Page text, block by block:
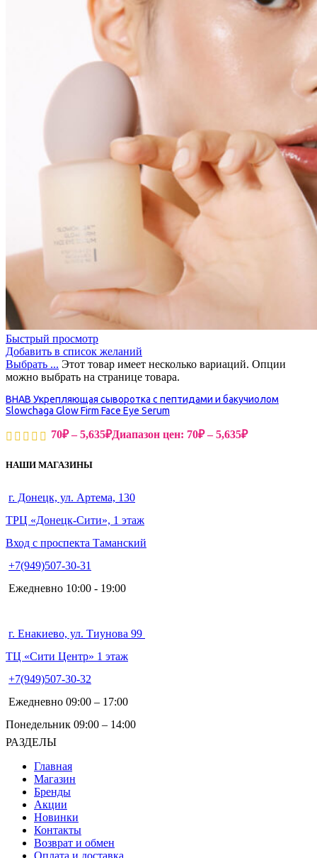
Быстрый просмотр
Добавить в список желаний
Выбрать ... Этот товар имеет несколько вариаций. Опции
можно выбрать на странице товара.
BHAB Укрепляющая сыворотка с пептидами и бакучиолом
Slowchaga Glow Firm Face Eye Serum
70₽ – 5,635₽Диапазон цен: 70₽ – 5,635₽
НАШИ МАГАЗИНЫ
г. Донецк, ул. Артема, 130
ТРЦ «Донецк-Сити», 1 этаж
Вход с проспекта Таманский
+7(949)507-30-31
Ежедневно 10:00 - 19:00
г. Енакиево, ул. Тиунова 99
ТЦ «Сити Центр» 1 этаж
+7(949)507-30-32
Ежедневно 09:00 – 17:00
Понедельник 09:00 – 14:00
РАЗДЕЛЫ
Главная
Магазин
Бренды
Акции
Новинки
Контакты
Возврат и обмен
Оплата и доставка